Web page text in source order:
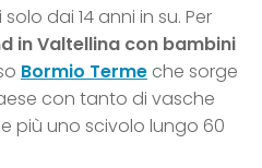
dai 14 anni in su. Per
in Valtellina con bambini
Bormio Terme che sorge
con tanto di vasche
più uno scivolo lungo 60